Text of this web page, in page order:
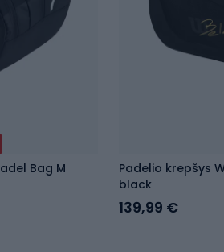
Bag M
Padelio krepšys
black
139,99 €